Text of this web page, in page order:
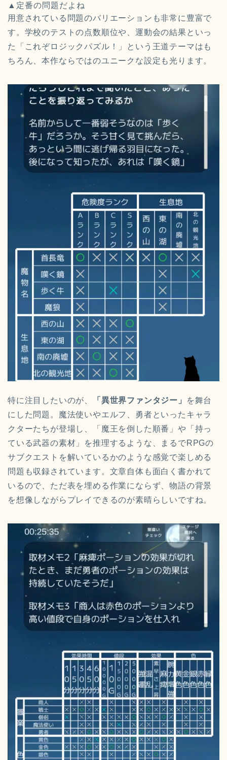
▲定番の問題だよね
用意されている問題のバリエーションも非常に豊富で
す。学校のテストの点数順位や、運動会の結果といっ
た「これぞロジックパズル！」という王道テーマはも
ちろん、本作ならではのユニークな設定も光ります。
特に注目したいのが、 「異世界ファンタジー」
を舞台
にした問題。魔法使いやエルフ、勇者といったキャラ
クターたちが登場し、「魔王を倒した順番」や「持っ
ている武器の素材」を推理するような、まるでRPGの
サブクエストを解いているかのような感覚で楽しめる
問題も収録されています。文章自体も面白く書かれて
いるので、ただ表を埋める作業にならず、物語の背景
を想像しながらプレイできるのが素晴らしいですね。